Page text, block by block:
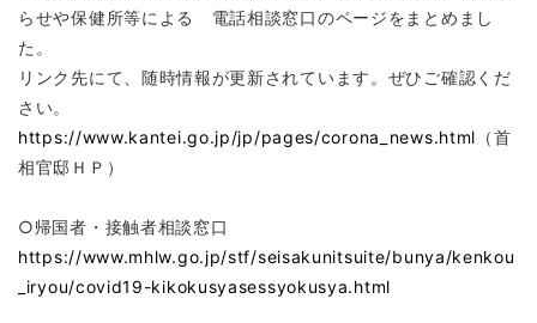
らせや保健所等による 電話相談窓口のページをまとめまし
た。
リンク先にて、随時情報が更新されています。ぜひご確認くだ
さい。
https://www.kantei.go.jp/jp/pages/corona_news.html （首
相官邸ＨＰ）
○帰国者・接触者相談窓口
https://www.mhlw.go.jp/stf/seisakunitsuite/bunya/kenkou
_iryou/covid19-kikokusyasessyokusya.html